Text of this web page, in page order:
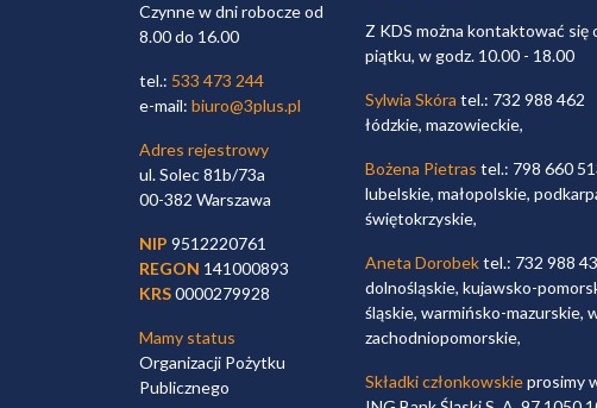
Czynne w dni robocze od
8.00 do 16.00
tel.: 533 473 244
e-mail: biuro@3plus.pl
Adres rejestrowy
ul. Solec 81b/73a
00-382 Warszawa
NIP 9512220761
REGON 141000893
KRS0000279928
Mamy status
Organizacji Pożytku
Publicznego
Z KDS można kontaktować się
piątku, w godz. 10.00 - 18.00
Sylwia Skóra tel.: 732 988 462
łódzkie, mazowieckie,
Bożena Pietras tel.: 798 660
lubelskie, małopolskie,
świętokrzyskie,
Aneta Dorobektel.: 732 988
dolnośląskie, kujawsko-
śląskie, warmińsko-mazurskie,
zachodniopomorskie,
Składki członkowskieprosimy